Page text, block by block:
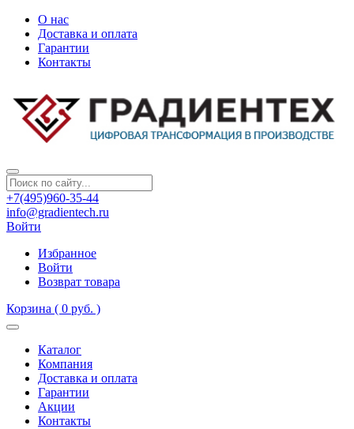
О нас
Доставка и оплата
Гарантии
Контакты
+7(495)960-35-44
info@gradientech.ru
Войти
Избранное
Войти
Возврат товара
Корзина ( 0 руб. )
Каталог
Компания
Доставка и оплата
Гарантии
Акции
Контакты